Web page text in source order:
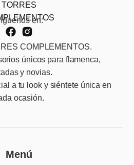
en:
COMPLEMENTOS.
únicos para flamenca,
y novias.
a tu look y siéntete única en
ocasión.
Menú